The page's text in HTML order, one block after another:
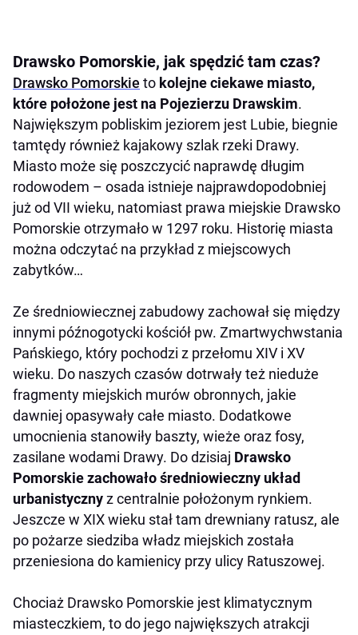
Drawsko Pomorskie, jak spędzić tam czas?
Drawsko Pomorskie to kolejne ciekawe miasto,
które położone jest na Pojezierzu Drawskim.
Największym pobliskim jeziorem jest Lubie, biegnie
tamtędy również kajakowy szlak rzeki Drawy.
Miasto może się poszczycić naprawdę długim
rodowodem – osada istnieje najprawdopodobniej
już od VII wieku, natomiast prawa miejskie Drawsko
Pomorskie otrzymało w 1297 roku. Historię miasta
można odczytać na przykład z miejscowych
zabytków…
Ze średniowiecznej zabudowy zachował się między
innymi późnogotycki kościół pw. Zmartwychwstania
Pańskiego, który pochodzi z przełomu XIV i XV
wieku. Do naszych czasów dotrwały też nieduże
fragmenty miejskich murów obronnych, jakie
dawniej opasywały całe miasto. Dodatkowe
umocnienia stanowiły baszty, wieże oraz fosy,
zasilane wodami Drawy. Do dzisiaj Drawsko
Pomorskie zachowało średniowieczny układ
urbanistycznyz centralnie położonym rynkiem.
Jeszcze w XIX wieku stał tam drewniany ratusz, ale
po pożarze siedziba władz miejskich została
przeniesiona do kamienicy przy ulicy Ratuszowej.
Chociaż Drawsko Pomorskie jest klimatycznym
miasteczkiem, to do jego największych atrakcji